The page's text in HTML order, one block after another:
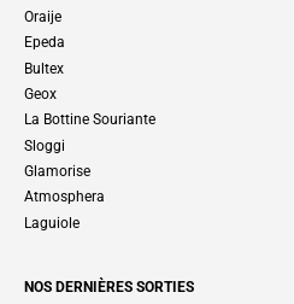
Oraije
Epeda
Bultex
Geox
La Bottine Souriante
Sloggi
Glamorise
Atmosphera
Laguiole
NOS DERNIÈRES SORTIES